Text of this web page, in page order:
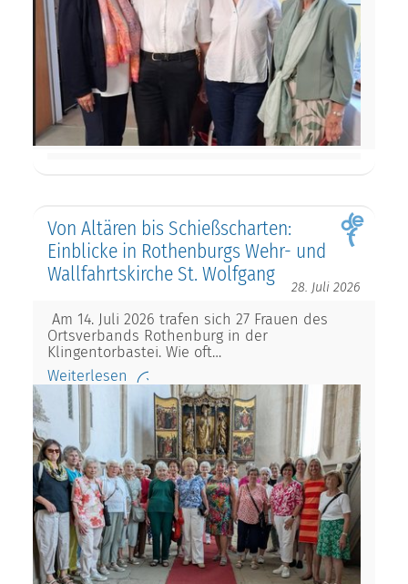
Von Altären bis Schießscharten:
Einblicke in Rothenburgs Wehr- und
Wallfahrtskirche St. Wolfgang
28. Juli 2026
Am 14. Juli 2026 trafen sich 27 Frauen des
Ortsverbands Rothenburg in der
Klingentorbastei. Wie oft…
Weiterlesen